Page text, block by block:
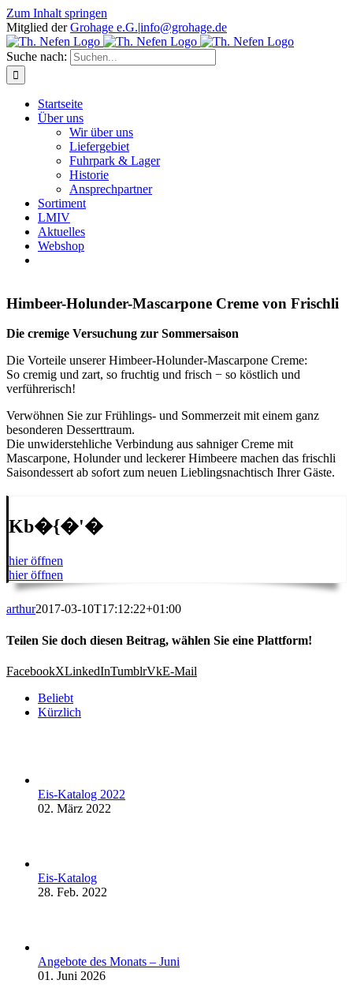
Zum Inhalt springen
Mitglied derGrohage e.G.|info@grohage.de
Suche nach:
Startseite
Über uns
Wir über uns
Liefergebiet
Fuhrpark & Lager
Historie
Ansprechpartner
Sortiment
LMIV
Aktuelles
Webshop
Himbeer-Holunder-Mascarpone Creme von Frischli
Die cremige Versuchung zur Sommersaison
Die Vorteile unserer Himbeer-Holunder-Mascarpone Creme:
So cremig und zart, so fruchtig und frisch − so köstlich und
verführerisch!
Verwöhnen Sie zur Frühlings- und Sommerzeit mit einem ganz
besonderen Desserttraum.
Die unwiderstehliche Verbindung aus sahniger Creme mit
Mascarpone, Holunder und leckerer Himbeere machen das frischli
Saisondessert ab sofort zum neuen Lieblingsnachtisch Ihrer Gäste.
Kb�{�'�
hier öffnen
hier öffnen
arthur2017-03-10T17:12:22+01:00
Teilen Sie doch diesen Beitrag, wählen Sie eine Plattform!
FacebookXLinkedInTumblrVkE-Mail
Beliebt
Kürzlich
Eis-Katalog 2022
02. März 2022
Eis-Katalog
28. Feb. 2022
Angebote des Monats – Juni
01. Juni 2026